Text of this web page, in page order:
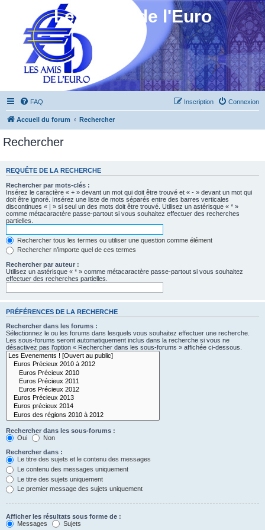
Les Amis de l'Euro
FAQ Connexion
Inscription
Accueil du forum Rechercher
Rechercher
REQUÊTE DE LA RECHERCHE
Rechercher par mots-clés :
Insérez le caractère « + » devant un mot qui doit être trouvé et « - » devant un mot qui
doit être ignoré. Insérez une liste de mots séparés entre des barres verticales
discontinues « | » si seul un des mots doit être trouvé. Utilisez un astérisque « * »
comme métacaractère passe-partout si vous souhaitez effectuer des recherches
partielles.
Rechercher tous les termes ou utiliser une question comme élément
Rechercher n’importe quel de ces termes
Rechercher par auteur :
Utilisez un astérisque « * » comme métacaractère passe-partout si vous souhaitez
effectuer des recherches partielles.
PRÉFÉRENCES DE LA RECHERCHE
Rechercher dans les forums :
Sélectionnez le ou les forums dans lesquels vous souhaitez effectuer une recherche.
Les sous-forums seront automatiquement inclus dans la recherche si vous ne
désactivez pas l’option « Rechercher dans les sous-forums » affichée ci-dessous.
Rechercher dans les sous-forums :
Oui
Non
Rechercher dans :
Le titre des sujets et le contenu des messages
Le contenu des messages uniquement
Le titre des sujets uniquement
Le premier message des sujets uniquement
Afficher les résultats sous forme de :
Messages
Sujets